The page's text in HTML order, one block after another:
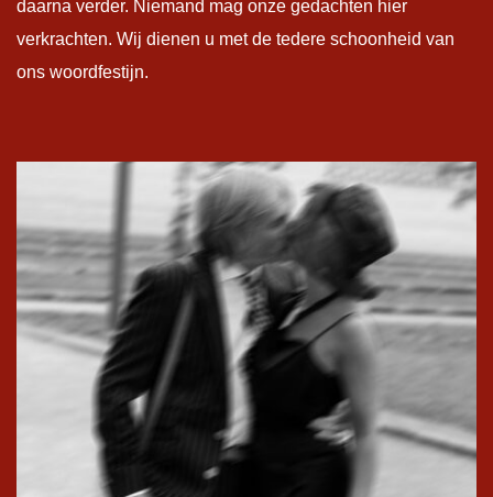
daarna verder. Niemand mag onze gedachten hier
verkrachten. Wij dienen u met de tedere schoonheid van
ons woordfestijn.